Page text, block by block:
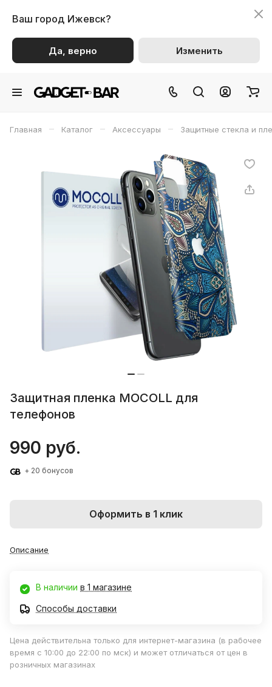
Ваш город Ижевск?
Да, верно Изменить
Главная – Каталог – Аксессуары – Защитные стекла и
Защитная пленка MOCOLL для
телефонов
990 руб.
+ 20 бонусов
Оформить в 1 клик
Описание
В наличии в 1 магазине
Способы доставки
Цена действительна только для интернет-магазина (в рабочее
время с 10:00 до 22:00 по мск) и может отличаться от цен в
розничных магазинах